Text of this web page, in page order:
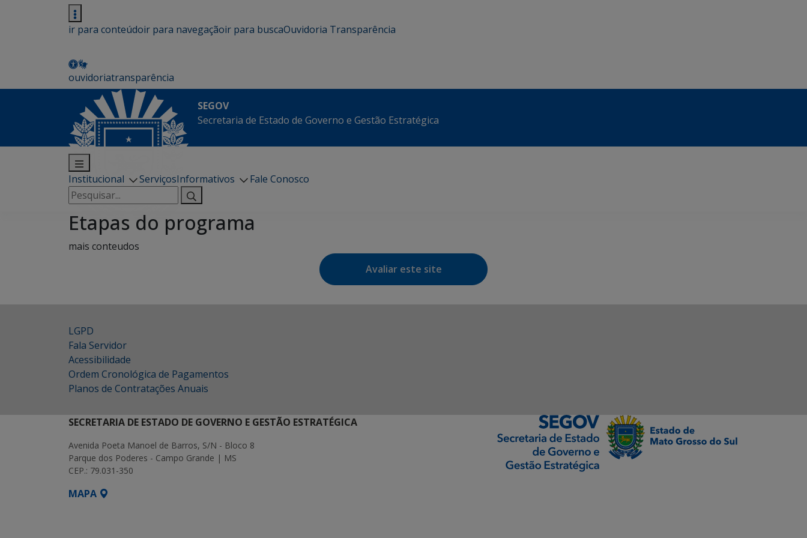
ir para conteúdoir para navegaçãoir para buscaOuvidoria Transparência
ouvidoriatransparência
SEGOV
Secretaria de Estado de Governo e Gestão Estratégica
Institucional ServiçosInformativos
Fale Conosco
Pesquisar
por:
Etapas do programa
mais conteudos
Avaliar este site
LGPD
Fala Servidor
Acessibilidade
Ordem Cronológica de Pagamentos
Planos de Contratações Anuais
SECRETARIA DE ESTADO DE GOVERNO E GESTÃO ESTRATÉGICA
Avenida Poeta Manoel de Barros, S/N - Bloco 8
Parque dos Poderes - Campo Grande | MS
CEP.: 79.031-350
MAPA